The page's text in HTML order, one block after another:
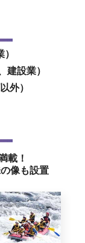
建設業）
外）
載！
像も設置